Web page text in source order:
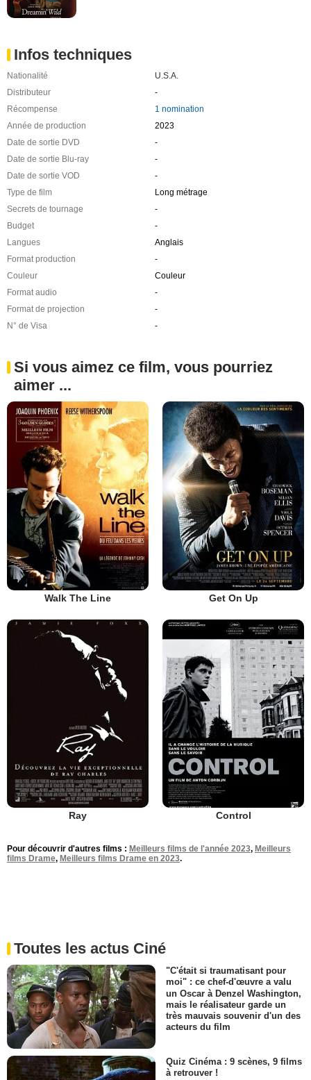
Infos techniques
Nationalité
U.S.A.
Distributeur
-
Récompense
1 nomination
Année de production
2023
Date de sortie DVD
-
Date de sortie Blu-ray
-
Date de sortie VOD
-
Type de film
Long métrage
Secrets de tournage
-
Budget
-
Langues
Anglais
Format production
-
Couleur
Couleur
Format audio
-
Format de projection
-
N° de Visa
-
Si vous aimez ce film, vous pourriez
aimer ...
Walk The Line Get On Up
Ray Control
Pour découvrir d'autres films : Meilleurs films de l'année 2023, Meilleurs
films Drame, Meilleurs films Drame en 2023.
Toutes les actus Ciné
"C'était si traumatisant pour
moi" : ce chef-d'œuvre a valu
un Oscar à Denzel Washington,
mais le réalisateur garde un
très mauvais souvenir d'un des
acteurs du film
Quiz Cinéma : 9 scènes, 9 films
à retrouver !